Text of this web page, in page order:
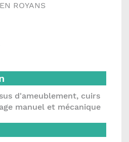
ROYANS
d'ameublement, cuirs
manuel et mécanique